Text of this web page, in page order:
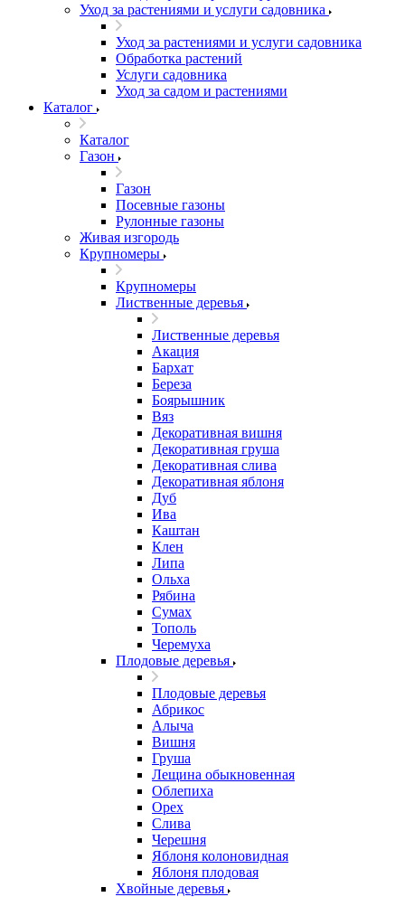
Уход за растениями и услуги садовника
Уход за растениями и услуги садовника
Обработка растений
Услуги садовника
Уход за садом и растениями
Каталог
Каталог
Газон
Газон
Посевные газоны
Рулонные газоны
Живая изгородь
Крупномеры
Крупномеры
Лиственные деревья
Лиственные деревья
Акация
Бархат
Береза
Боярышник
Вяз
Декоративная вишня
Декоративная груша
Декоративная слива
Декоративная яблоня
Дуб
Ива
Каштан
Клен
Липа
Ольха
Рябина
Сумах
Тополь
Черемуха
Плодовые деревья
Плодовые деревья
Абрикос
Алыча
Вишня
Груша
Лещина обыкновенная
Облепиха
Орех
Слива
Черешня
Яблоня колоновидная
Яблоня плодовая
Хвойные деревья